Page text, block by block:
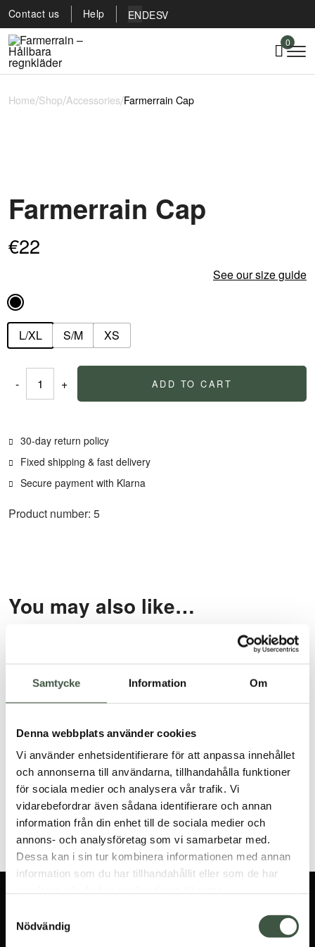
Samtycke Information Om
Denna webbplats använder cookies
Vi använder enhetsidentifierare för att anpassa innehållet
och annonserna till användarna, tillhandahålla funktioner
för sociala medier och analysera vår trafik. Vi
vidarebefordrar även sådana identifierare och annan
information från din enhet till de sociala medier och
annons- och analysföretag som vi samarbetar med.
Dessa kan i sin tur kombinera informationen med annan
information som du har tillhandahållit eller som de har
Nödvändig
Contact us Help ENDESV
0
Home/Shop/Accessories/Farmerrain Cap
Farmerrain Cap
€22
See our size guide
L/XL S/M XS
-
Farmerrain
+ ADD TO CART
30-day return policy
Fixed shipping & fast delivery
Secure payment with Klarna
Product number: 5
You may also like…
Farmerrain Sweatshirt Farmerrain T-shirt
€9
Farmerrain Hoodie
€36
NEWSLETTER